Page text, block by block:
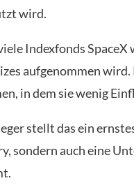
wird.
Indexfonds
aufgenommen
in dem sie wenig
stellt das ein
sondern auch eine